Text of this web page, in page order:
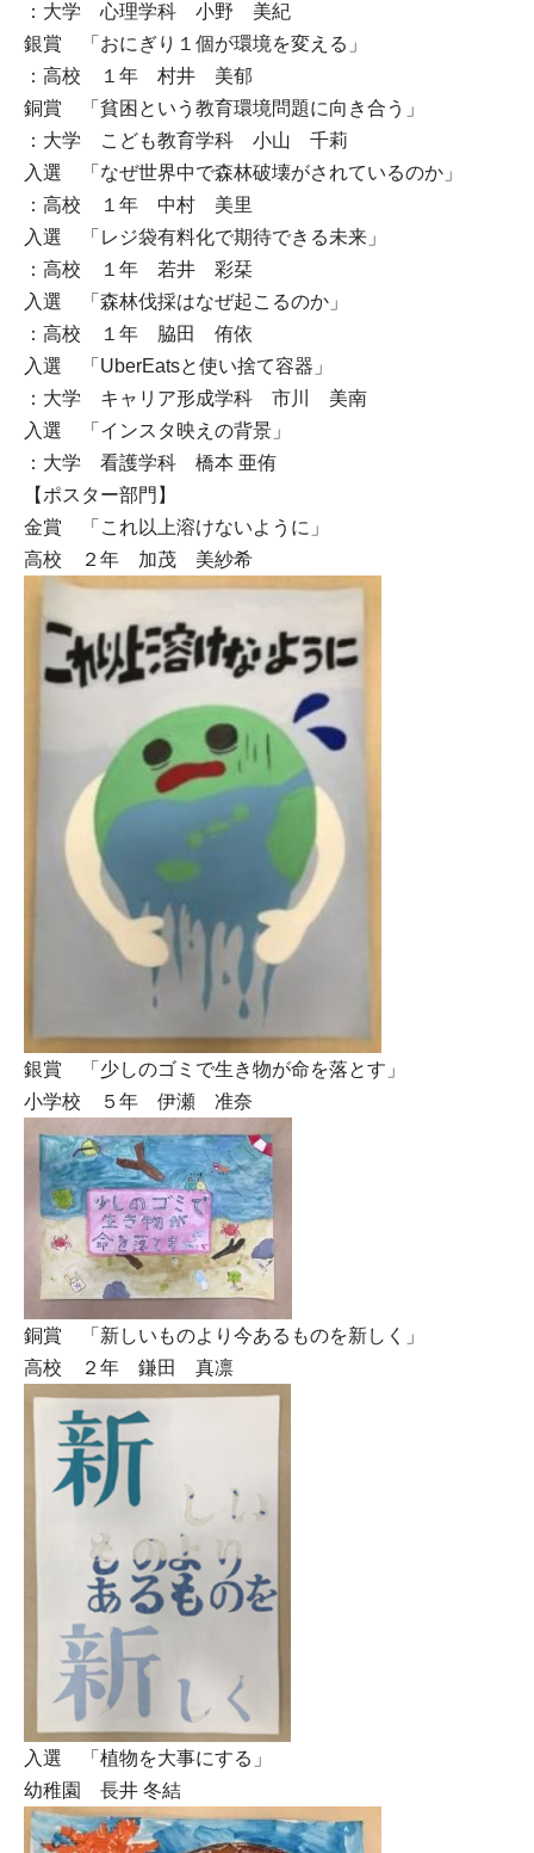
：大学 心理学科 小野 美紀
銀賞 「おにぎり１個が環境を変える」
：高校 １年 村井 美郁
銅賞 「貧困という教育環境問題に向き合う」
：大学 こども教育学科 小山 千莉
入選 「なぜ世界中で森林破壊がされているのか」
：高校 １年 中村 美里
入選 「レジ袋有料化で期待できる未来」
：高校 １年 若井 彩栞
入選 「森林伐採はなぜ起こるのか」
：高校 １年 脇田 侑依
入選 「UberEatsと使い捨て容器」
：大学 キャリア形成学科 市川 美南
入選 「インスタ映えの背景」
：大学 看護学科 橋本 亜侑
【ポスター部門】
金賞 「これ以上溶けないように」
高校 ２年 加茂 美紗希
銀賞 「少しのゴミで生き物が命を落とす」
小学校 ５年 伊瀬 准奈
銅賞 「新しいものより今あるものを新しく」
高校 ２年 鎌田 真凛
入選 「植物を大事にする」
幼稚園 長井 冬結